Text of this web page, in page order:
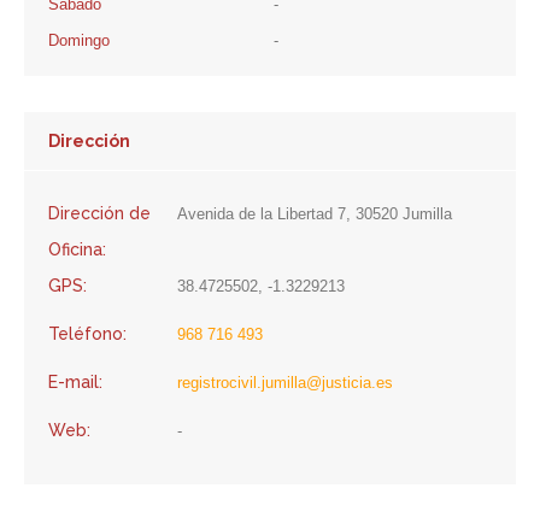
Sabado
-
Domingo
-
Dirección
Dirección de
Oficina:
Avenida de la Libertad 7, 30520 Jumilla
GPS: 38.4725502, -1.3229213
Teléfono: 968 716 493
E-mail: registrocivil.jumilla@justicia.es
Web: -